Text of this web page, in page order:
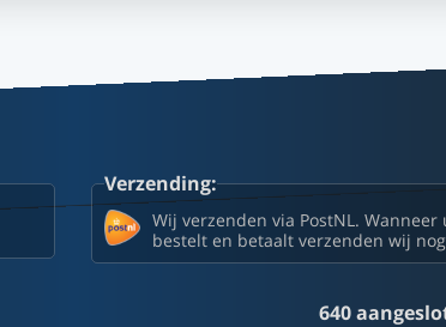
Verzending:
Wij verzenden via PostNL.
bestelt en betaalt verzenden wij
640